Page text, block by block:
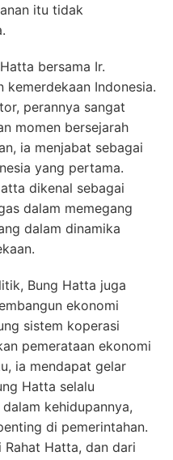
itu tidak
bersama Ir.
kemerdekaan Indonesia.
perannya sangat
momen bersejarah
ia menjabat sebagai
yang pertama.
dikenal sebagai
dalam memegang
dalam dinamika
Bung Hatta juga
ekonomi
sistem koperasi
pemerataan ekonomi
ia mendapat gelar
Hatta selalu
kehidupannya,
di pemerintahan.
Rahat Hatta, dan dari